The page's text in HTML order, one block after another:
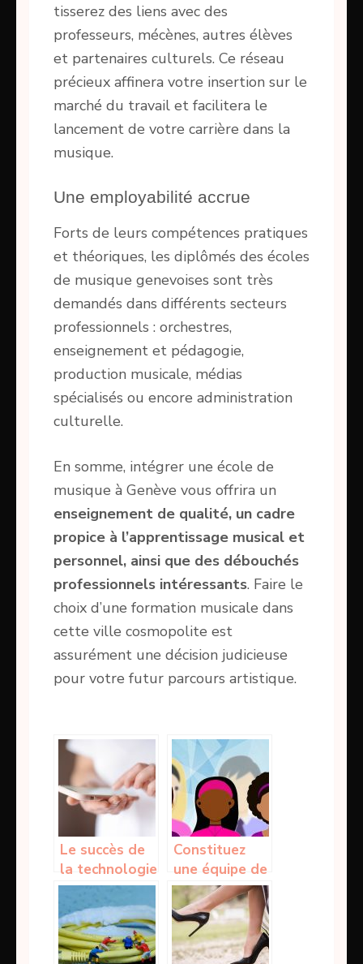
tisserez des liens avec des
professeurs, mécènes, autres élèves
et partenaires culturels. Ce réseau
précieux affinera votre insertion sur le
marché du travail et facilitera le
lancement de votre carrière dans la
musique.
Une employabilité accrue
Forts de leurs compétences pratiques
et théoriques, les diplômés des écoles
de musique genevoises sont très
demandés dans différents secteurs
professionnels : orchestres,
enseignement et pédagogie,
production musicale, médias
spécialisés ou encore administration
culturelle.
En somme, intégrer une école de
musique à Genève vous offrira un
enseignement de qualité, un cadre
propice à l’apprentissage musical et
personnel, ainsi que des débouchés
professionnels intéressants. Faire le
choix d’une formation musicale dans
cette ville cosmopolite est
assurément une décision judicieuse
pour votre futur parcours artistique.
Le succès de
la technologie
mobile
Constituez
une équipe de
service
clientèle
solide